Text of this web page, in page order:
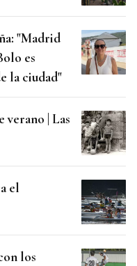
"Madrid
es
la ciudad"
verano | Las
el
los